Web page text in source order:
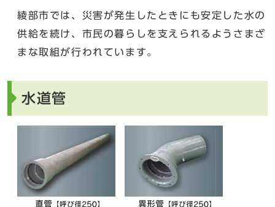
綾部市では、災害が発生したときにも安定した水の
供給を続け、市民の暮らしを支えられるようさまざ
まな取組が行われています。
水道管